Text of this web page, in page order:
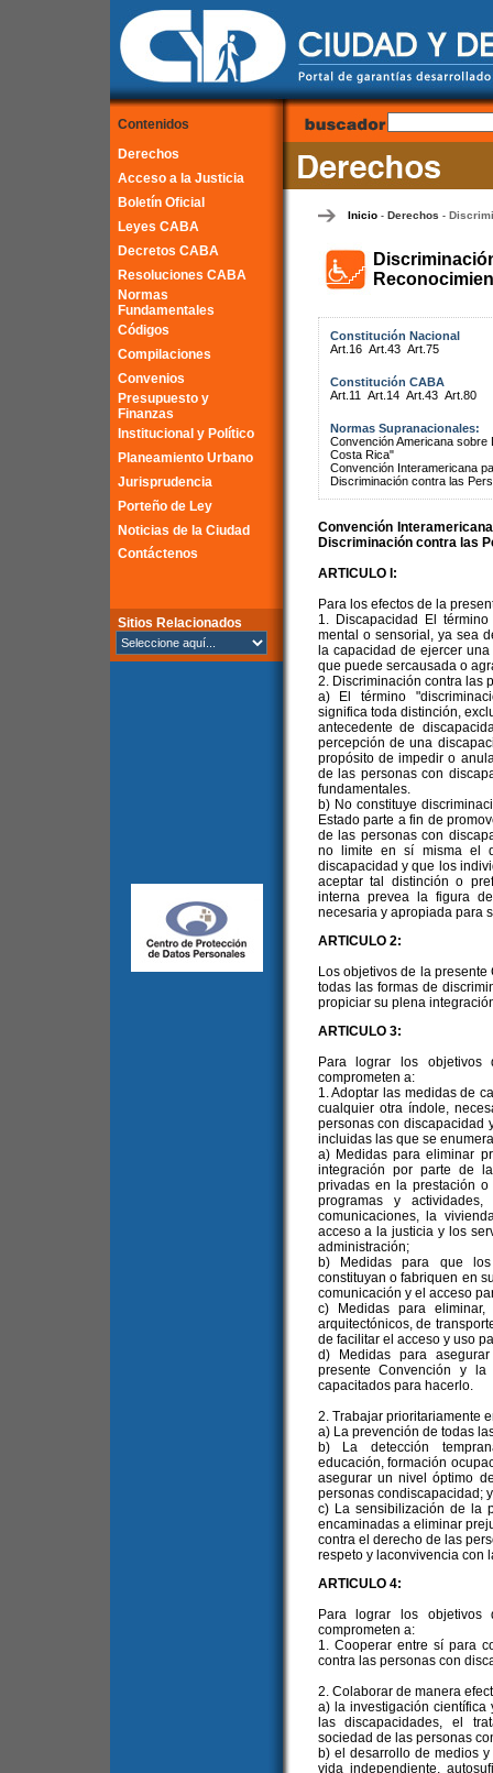
Contenidos
Derechos
Acceso a la Justicia
Boletín Oficial
Leyes CABA
Decretos CABA
Resoluciones CABA
Normas
Fundamentales
Códigos
Compilaciones
Convenios
Presupuesto y
Finanzas
Institucional y Político
Planeamiento Urbano
Jurisprudencia
Porteño de Ley
Noticias de la Ciudad
Contáctenos
Sitios Relacionados
Inicio- Derechos -
Constitución Nacional
Art.16 Art.43 Art.75
Constitución CABA
Art.11
Art.14 Art.43 Art.80
Normas Supranacionales:
Convención Americana
Costa Rica"
Convención Interamericana
Discriminación contra las
Convención
Discriminación contra las
ARTICULO I:
Para los efectos de la
1. Discapacidad El
mental o sensorial, ya sea
la capacidad de ejercer
que puede sercausada o
2. Discriminación contra las
a) El término
significa toda distinción,
antecedente de
percepción de una
propósito de impedir o
de las personas con
fundamentales.
b) No constituye
Estado parte a fin de
de las personas con
no limite en sí misma el
discapacidad y que los
aceptar tal distinción o
interna prevea la figura
necesaria y apropiada para
ARTICULO 2:
Los objetivos de la
todas las formas de
propiciar su plena
ARTICULO 3:
Para lograr los objetivos
comprometen a:
1. Adoptar las medidas de
cualquier otra índole,
personas con discapacidad
incluidas las que se
a) Medidas para eliminar
integración por parte de
privadas en la prestación
programas y
comunicaciones, la
acceso a la justicia y los
administración;
b) Medidas para que
constituyan o fabriquen en
comunicación y el acceso
c) Medidas para
arquitectónicos, de
de facilitar el acceso y uso
d) Medidas para
presente Convención y la
capacitados para hacerlo.
2. Trabajar prioritariamente
a) La prevención de todas
b) La detección
educación, formación
asegurar un nivel óptimo
personas condiscapacidad; y
c) La sensibilización de la
encaminadas a eliminar
contra el derecho de las
respeto y laconvivencia con
ARTICULO 4:
Para lograr los objetivos
comprometen a:
1. Cooperar entre sí para
contra las personas con
2. Colaborar de manera
a) la investigación
las discapacidades, el
sociedad de las personas
b) el desarrollo de medios
vida independiente,